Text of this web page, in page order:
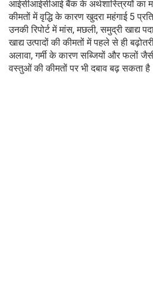
आईसीआईसीआई बैंक के अर्थशास्त्रियों का
कीमतों में वृद्धि के कारण खुदरा महंगाई 5
उनकी रिपोर्ट में मांस, मछली, समुद्री खाद्य
खाद्य उत्पादों की कीमतों में पहले से ही
अलावा, गर्मी के कारण सब्जियों और फलों
वस्तुओं की कीमतों पर भी दबाव बढ़ सकता